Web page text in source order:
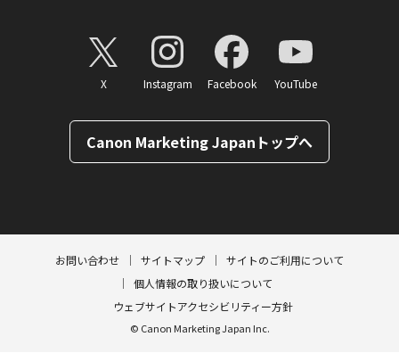
X Instagram Facebook YouTube
Canon Marketing Japanトップへ
お問い合わせ サイトマップ
サイトのご利用について
個人情報の取り扱いについて
ウェブサイトアクセシビリティー方針
© Canon Marketing Japan Inc.